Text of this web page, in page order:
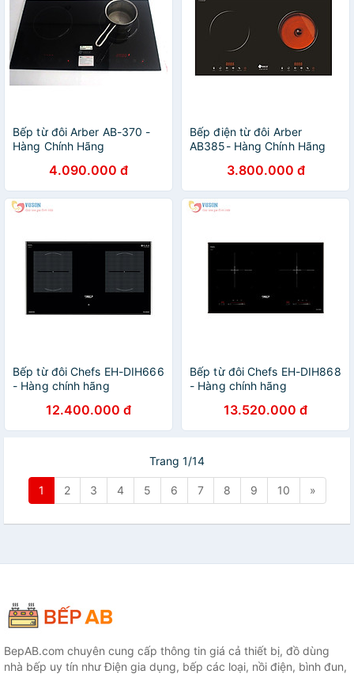
Bếp từ đôi Arber AB-370 -
Hàng Chính Hãng
4.090.000 đ
Bếp điện từ đôi Arber
AB385- Hàng Chính Hãng
3.800.000 đ
Bếp từ đôi Chefs EH-DIH666
- Hàng chính hãng
12.400.000 đ
Bếp từ đôi Chefs EH-DIH868
- Hàng chính hãng
13.520.000 đ
Trang 1/14
1 2 3 4 5 6 7 8 9 10 »
BepAB.com chuyên cung cấp thông tin giá cả thiết bị, đồ dùng
nhà bếp uy tín như Điện gia dụng, bếp các loại, nồi điện, bình đun,